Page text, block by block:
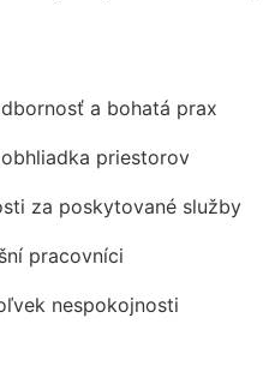
a bohatá prax
priestorov
za poskytované služby
pracovníci
nespokojnosti